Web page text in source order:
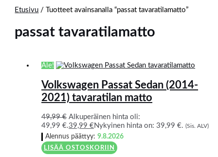
Etusivu / Tuotteet avainsanalla “passat tavaratilamatto”
passat tavaratilamatto
Ale!
Volkswagen Passat Sedan (2014-
2021) tavaratilan matto
49,99€ Alkuperäinen hinta oli:
49,99 €.39,99€Nykyinen hinta on: 39,99 €. (Sis. ALV)
Alennus päättyy:9.8.2026
LISÄÄ OSTOSKORIIN